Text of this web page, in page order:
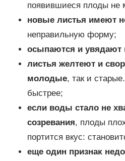
появившиеся плоды не
новые листья имеют
неправильную форму;
осыпаются и увядают
листья желтеют и
молодые, так и
быстрее;
если воды стало не
созревания, плоды
портится вкус:
еще один признак